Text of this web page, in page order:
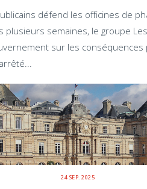
défend les officines de
plusieurs semaines, le groupe
sur les
24 SEP. 2025